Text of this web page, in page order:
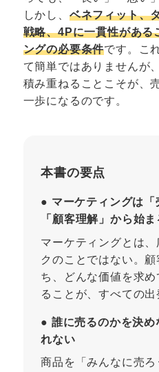
しかし、 ベネフィット、
戦略、4Pに一貫性がある
ングの必要条件です。こ
て簡単ではありませんが
積み重ねることこそが、
一歩になるのです。
本書の要点
● マーケティングは「
「顧客理解」から始ま
マーケティングとは
クのことではない。
ち、どんな価値を求
ることが、すべての出
● 誰に売るのかを決
れない
商品を「みんなに売